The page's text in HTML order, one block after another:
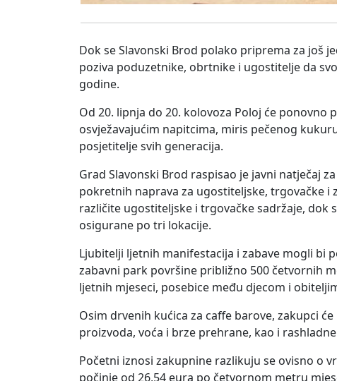
Dok se Slavonski Brod polako priprema za još
poziva poduzetnike, obrtnike i ugostitelje da
godine.
Od 20. lipnja do 20. kolovoza Poloj će
osvježavajućim napitcima, miris pečenog
posjetitelje svih generacija.
Grad Slavonski Brod raspisao je javni natječaj
pokretnih naprava za ugostiteljske, trgovačke i
različite ugostiteljske i trgovačke sadržaje, dok
osigurane po tri lokacije.
Ljubitelji ljetnih manifestacija i zabave mogli bi
zabavni park površine približno 500 četvornih
ljetnih mjeseci, posebice među djecom i
Osim drvenih kućica za caffe barove, zakupci
proizvoda, voća i brze prehrane, kao i
Početni iznosi zakupnine razlikuju se ovisno o
počinje od 26,54 eura po četvornom metru